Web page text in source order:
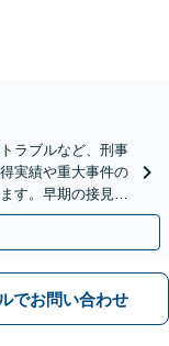
ラブルなど、刑事
実績や重大事件の
す。早期の接見が
でお問い合わせ